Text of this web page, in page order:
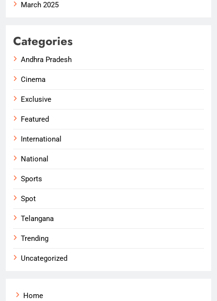
March 2025
Categories
Andhra Pradesh
Cinema
Exclusive
Featured
International
National
Sports
Spot
Telangana
Trending
Uncategorized
Home